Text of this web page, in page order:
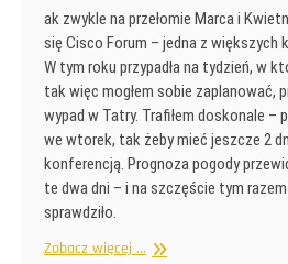
ak zwykle na przełomie Marca i
się Cisco Forum – jedna z większych
W tym roku przypadła na tydzień, w
tak więc mogłem sobie zaplanować,
wypad w Tatry. Trafiłem doskonale –
we wtorek, tak żeby mieć jeszcze 2
konferencją. Prognoza pogody
te dwa dni – i na szczęście tym
sprawdziło.
Zobacz więcej ... Kwietniowe